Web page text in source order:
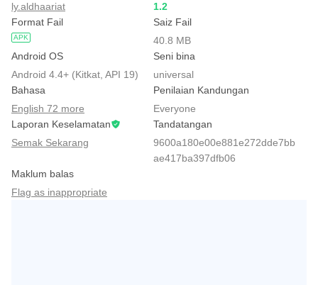
ly.aldhaariat
1.2
Format Fail
APK
Saiz Fail
40.8 MB
Android OS
Android 4.4+ (Kitkat, API 19)
Seni bina
universal
Bahasa
English 72 more
Penilaian Kandungan
Everyone
Laporan Keselamatan
Semak Sekarang
Tandatangan
9600a180e00e881e272dde7bb
ae417ba397dfb06
Maklum balas
Flag as inappropriate